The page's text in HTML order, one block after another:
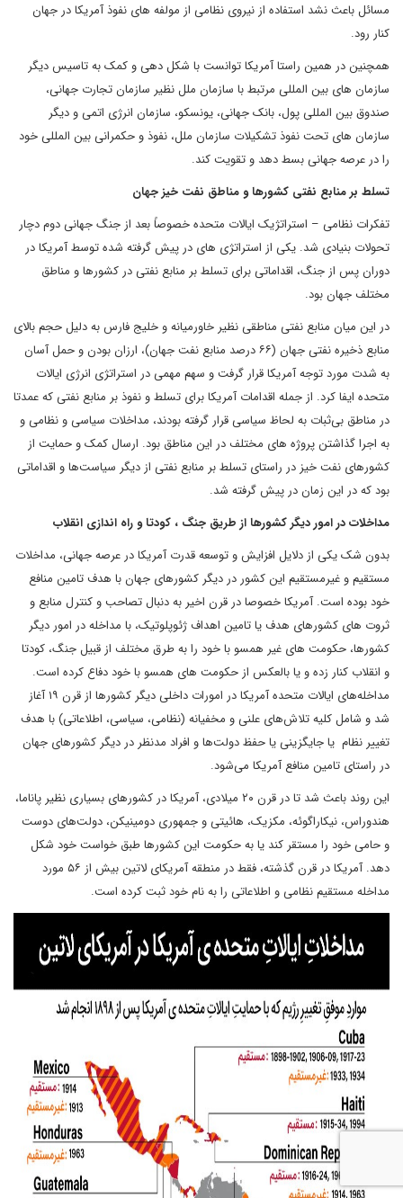
مسائل باعث نشد استفاده از نیروی نظامی از مولفه های نفوذ آمریکا در جهان
کنار رود.
همچنین در همین راستا آمریکا توانست با شکل دهی و کمک به تاسیس دیگر
سازمان های بین المللی مرتبط با سازمان ملل نظیر سازمان تجارت جهانی،
صندوق بین المللی پول، بانک جهانی، یونسکو، سازمان انرژی اتمی و دیگر
سازمان های تحت نفوذ تشکیلات سازمان ملل، نفوذ و حکمرانی بین المللی خود
را در عرصه جهانی بسط دهد و تقویت کند.
تسلط بر منابع نفتی کشورها و مناطق نفت خیز جهان
تفکرات نظامی – استراتژیک ایالات متحده خصوصاً بعد از جنگ جهانی دوم دچار
تحولات بنیادی شد. یکی از استراتژی های در پیش گرفته شده توسط آمریکا در
دوران پس از جنگ، اقداماتی برای تسلط بر منابع نفتی در کشورها و مناطق
مختلف جهان بود.
در این میان منابع نفتی مناطقی نظیر خاورمیانه و خلیج فارس به دلیل حجم بالای
منابع ذخیره نفتی جهان (۶۶ درصد منابع نفت جهان)، ارزان بودن و حمل آسان
به شدت مورد توجه آمریکا قرار گرفت و سهم مهمی ‌در استراتژی انرژی ایالات‌
متحده ایفا کرد. از جمله اقدامات آمریکا برای تسلط و نفوذ بر منابع نفتی که عمدتا
در مناطق بی‌ثبات به لحاظ سیاسی قرار گرفته بودند، مداخلات سیاسی و نظامی ‌و
به اجرا گذاشتن پروژه های مختلف در این مناطق بود. ارسال کمک و حمایت از
کشورهای نفت خیز در راستای تسلط بر منابع نفتی از دیگر سیاست‌ها و اقداماتی
بود که در این زمان در پیش گرفته شد.
مداخلات در امور دیگر کشورها از طریق جنگ ، کودتا و راه اندازی انقلاب
بدون شک یکی از دلایل افزایش و توسعه قدرت آمریکا در عرصه جهانی، مداخلات
مستقیم و غیرمستقیم این کشور در دیگر کشورهای جهان با هدف تامین منافع
خود بوده است. آمریکا خصوصا در قرن اخیر به دنبال تصاحب و کنترل منابع و
ثروت های کشورهای هدف یا تامین اهداف ژئوپلوتیک، با مداخله در امور دیگر
کشورها، حکومت های غیر همسو با خود را به طرق مختلف از قبیل جنگ، کودتا
و انقلاب کنار زده و یا بالعکس از حکومت های همسو با خود دفاع کرده است.
مداخله‌های ایالات متحده آمریکا در امورات داخلی دیگر کشورها از قرن ۱۹ آغاز
شد و شامل کلیه تلاش‌های علنی و مخفیانه (نظامی، سیاسی، اطلاعاتی) با هدف
تغییر نظام یا جایگزینی یا حفظ دولت‌ها و افراد مدنظر در دیگر کشورهای جهان
در راستای تامین منافع آمریکا می‌شود.
این روند باعث شد تا در قرن ۲۰ میلادی، آمریکا در کشورهای بسیاری نظیر پاناما،
هندوراس، نیکاراگوئه، مکزیک، هائیتی و جمهوری دومینیکن، دولت‌های دوست
و حامی خود را مستقر کند یا به حکومت این کشورها طبق خواست خود شکل
دهد. آمریکا در قرن گذشته، فقط در منطقه آمریکای لاتین بیش از ۵۶ مورد
مداخله مستقیم نظامی و اطلاعاتی را به نام خود ثبت کرده است.